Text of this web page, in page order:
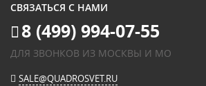
СВЯЗАТЬСЯ С НАМИ
8 (499) 994-07-55
ДЛЯ ЗВОНКОВ ИЗ МОСКВЫ И МО
SALE@QUADROSVET.RU